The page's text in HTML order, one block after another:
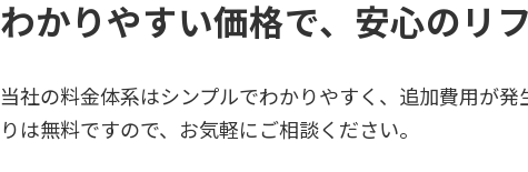
わかりやすい価格で、安心のリ
当社の料金体系はシンプルでわかりやすく、追加費用が
りは無料ですので、お気軽にご相談ください。